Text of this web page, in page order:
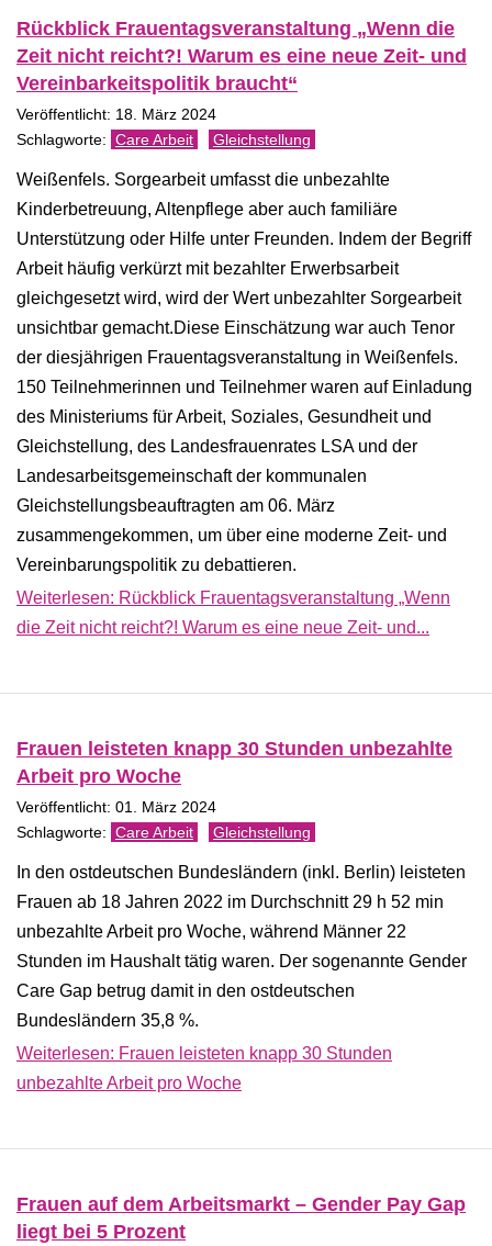
Rückblick Frauentagsveranstaltung „Wenn die
Zeit nicht reicht?! Warum es eine neue Zeit- und
Vereinbarkeitspolitik braucht“
Veröffentlicht: 18. März 2024
Care Arbeit Gleichstellung
Weißenfels. Sorgearbeit umfasst die unbezahlte
Kinderbetreuung, Altenpflege aber auch familiäre
Unterstützung oder Hilfe unter Freunden. Indem der Begriff
Arbeit häufig verkürzt mit bezahlter Erwerbsarbeit
gleichgesetzt wird, wird der Wert unbezahlter Sorgearbeit
unsichtbar gemacht.Diese Einschätzung war auch Tenor
der diesjährigen Frauentagsveranstaltung in Weißenfels.
150 Teilnehmerinnen und Teilnehmer waren auf Einladung
des Ministeriums für Arbeit, Soziales, Gesundheit und
Gleichstellung, des Landesfrauenrates LSA und der
Landesarbeitsgemeinschaft der kommunalen
Gleichstellungsbeauftragten am 06. März
zusammengekommen, um über eine moderne Zeit- und
Vereinbarungspolitik zu debattieren.
Weiterlesen: Rückblick Frauentagsveranstaltung „Wenn
die Zeit nicht reicht?! Warum es eine neue Zeit- und...
Frauen leisteten knapp 30 Stunden unbezahlte
Arbeit pro Woche
Veröffentlicht: 01. März 2024
Care Arbeit Gleichstellung
In den ostdeutschen Bundesländern (inkl. Berlin) leisteten
Frauen ab 18 Jahren 2022 im Durchschnitt 29 h 52 min
unbezahlte Arbeit pro Woche, während Männer 22
Stunden im Haushalt tätig waren. Der sogenannte Gender
Care Gap betrug damit in den ostdeutschen
Bundesländern 35,8 %.
Weiterlesen: Frauen leisteten knapp 30 Stunden
unbezahlte Arbeit pro Woche
Frauen auf dem Arbeitsmarkt – Gender Pay Gap
liegt bei 5 Prozent